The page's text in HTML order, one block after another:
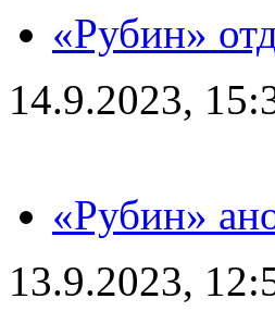
«Рубин»
14.9.2023,
«Рубин»
13.9.2023,